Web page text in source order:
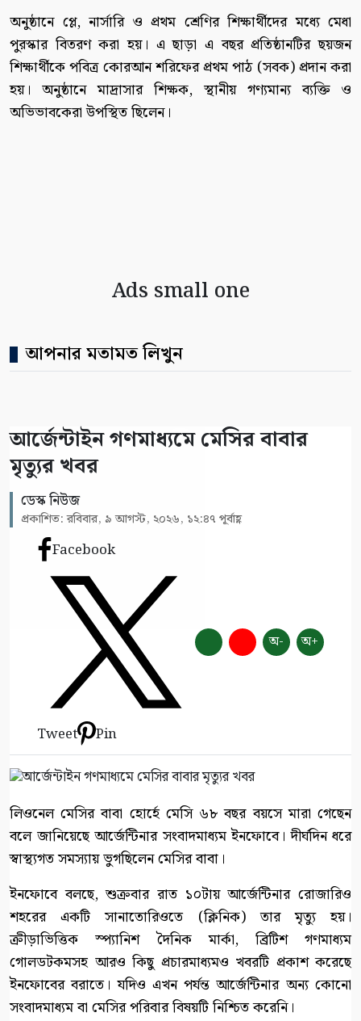
অনুষ্ঠানে প্লে, নার্সারি ও প্রথম শ্রেণির শিক্ষার্থীদের মধ্যে মেধা
পুরস্কার বিতরণ করা হয়। এ ছাড়া এ বছর প্রতিষ্ঠানটির ছয়জন
শিক্ষার্থীকে পবিত্র কোরআন শরিফের প্রথম পাঠ (সবক) প্রদান করা
হয়। অনুষ্ঠানে মাদ্রাসার শিক্ষক, স্থানীয় গণ্যমান্য ব্যক্তি ও
অভিভাবকেরা উপস্থিত ছিলেন।
Ads small one
আপনার মতামত লিখুন
আর্জেন্টাইন গণমাধ্যমে মেসির বাবার
মৃত্যুর খবর
ডেস্ক নিউজ
প্রকাশিত: রবিবার, ৯ আগস্ট, ২০২৬, ১২:৪৭ পূর্বাহ্ণ
Facebook
Tweet Pin
অ- অ+
লিওনেল মেসির বাবা হোর্হে মেসি ৬৮ বছর বয়সে মারা গেছেন
বলে জানিয়েছে আর্জেন্টিনার সংবাদমাধ্যম ইনফোবে। দীর্ঘদিন ধরে
স্বাস্থ্যগত সমস্যায় ভুগছিলেন মেসির বাবা।
ইনফোবে বলছে, শুক্রবার রাত ১০টায় আর্জেন্টিনার রোজারিও
শহরের একটি সানাতোরিওতে (ক্লিনিক) তার মৃত্যু হয়।
ক্রীড়াভিত্তিক স্প্যানিশ দৈনিক মার্কা, ব্রিটিশ গণমাধ্যম
গোলডটকমসহ আরও কিছু প্রচারমাধ্যমও খবরটি প্রকাশ করেছে
ইনফোবের বরাতে। যদিও এখন পর্যন্ত আর্জেন্টিনার অন্য কোনো
সংবাদমাধ্যম বা মেসির পরিবার বিষয়টি নিশ্চিত করেনি।